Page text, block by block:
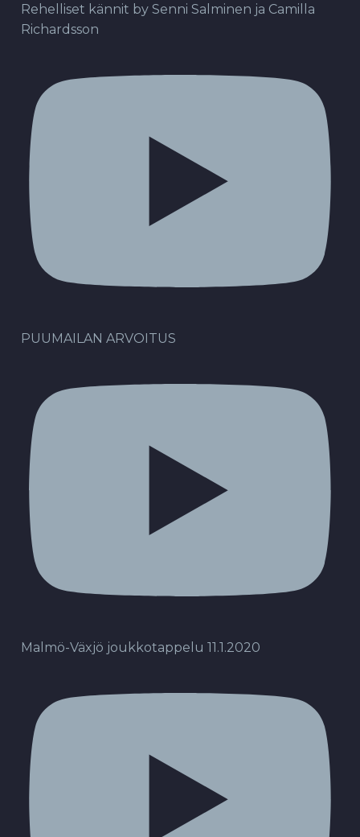
Rehelliset kännit by Senni Salminen ja Camilla
Richardsson
PUUMAILAN ARVOITUS
Malmö-Växjö joukkotappelu 11.1.2020